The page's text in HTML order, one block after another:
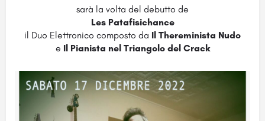
sarà la volta del debutto de
Les Patafisichance
il Duo Elettronico composto da Il Thereminista Nudo
e Il Pianista nel Triangolo del Crack